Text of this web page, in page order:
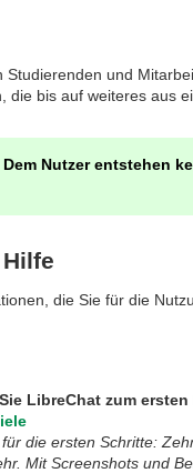
Studierenden und
die bis auf weiteres aus
Dem Nutzer entstehen
die Sie für die
LibreChat zum
die ersten Schritte:
Mit Screenshots und